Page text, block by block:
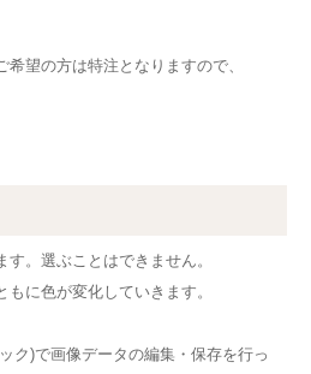
望の方は特注となりますので、
す。選ぶことはできません。
もに色が変化していきます。
ク)で画像データの編集・保存を行っ